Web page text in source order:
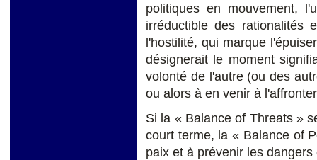
politiques en mouvement,
irréductible des rationalités
l'hostilité, qui marque
désignerait le moment
volonté de l'autre (ou des
ou alors à en venir à
Si la « Balance of Threats »
court terme, la « Balance of
paix et à prévenir les